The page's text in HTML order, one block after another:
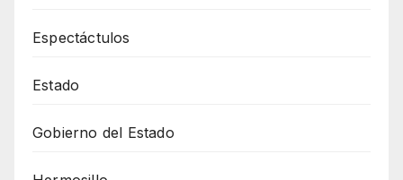
Espectáctulos
Estado
Gobierno del Estado